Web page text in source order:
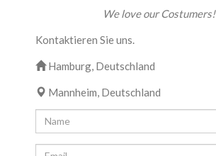
We love our Costumers!
Kontaktieren Sie uns.
Hamburg, Deutschland
Mannheim, Deutschland